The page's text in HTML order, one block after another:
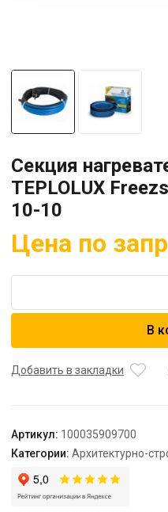
Секция
TEPLOLUX
10-10
Цена по
Секция
TEPLOLUX
10-
10
В
Добавить в закладки
Артикул: 100035909700
Категории: Архитектурно-